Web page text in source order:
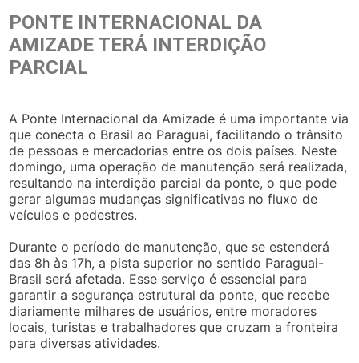
PONTE INTERNACIONAL DA
AMIZADE TERÁ INTERDIÇÃO
PARCIAL
A Ponte Internacional da Amizade é uma importante via
que conecta o Brasil ao Paraguai, facilitando o trânsito
de pessoas e mercadorias entre os dois países. Neste
domingo, uma operação de manutenção será realizada,
resultando na interdição parcial da ponte, o que pode
gerar algumas mudanças significativas no fluxo de
veículos e pedestres.
Durante o período de manutenção, que se estenderá
das 8h às 17h, a pista superior no sentido Paraguai-
Brasil será afetada. Esse serviço é essencial para
garantir a segurança estrutural da ponte, que recebe
diariamente milhares de usuários, entre moradores
locais, turistas e trabalhadores que cruzam a fronteira
para diversas atividades.